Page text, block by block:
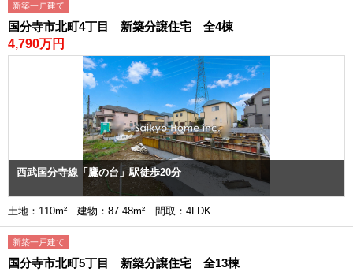
新築一戸建て
国分寺市北町4丁目 新築分譲住宅 全4棟
4,790万円
西武国分寺線「鷹の台」駅徒歩20分
土地：110m² 建物：87.48m² 間取：4LDK
新築一戸建て
国分寺市北町5丁目 新築分譲住宅 全13棟